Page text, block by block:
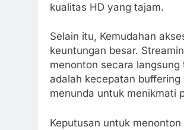
kualitas HD yang tajam.
Selain itu, Kemudahan
keuntungan besar.
menonton secara
adalah kecepatan
menunda untuk menikmati
Keputusan untuk